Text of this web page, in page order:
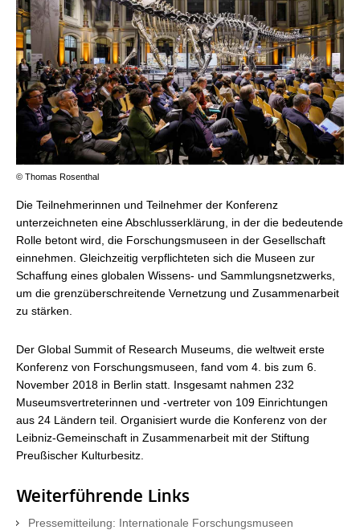
© Thomas Rosenthal
Die Teilnehmerinnen und Teilnehmer der Konferenz
unterzeichneten eine Abschlusserklärung, in der die bedeutende
Rolle betont wird, die Forschungsmuseen in der Gesellschaft
einnehmen. Gleichzeitig verpflichteten sich die Museen zur
Schaffung eines globalen Wissens- und Sammlungsnetzwerks,
um die grenzüberschreitende Vernetzung und Zusammenarbeit
zu stärken.
Der Global Summit of Research Museums, die weltweit erste
Konferenz von Forschungsmuseen, fand vom 4. bis zum 6.
November 2018 in Berlin statt. Insgesamt nahmen 232
Museumsvertreterinnen und -vertreter von 109 Einrichtungen
aus 24 Ländern teil. Organisiert wurde die Konferenz von der
Leibniz-Gemeinschaft in Zusammenarbeit mit der Stiftung
Preußischer Kulturbesitz.
Weiterführende Links
Pressemitteilung: Internationale Forschungsmuseen